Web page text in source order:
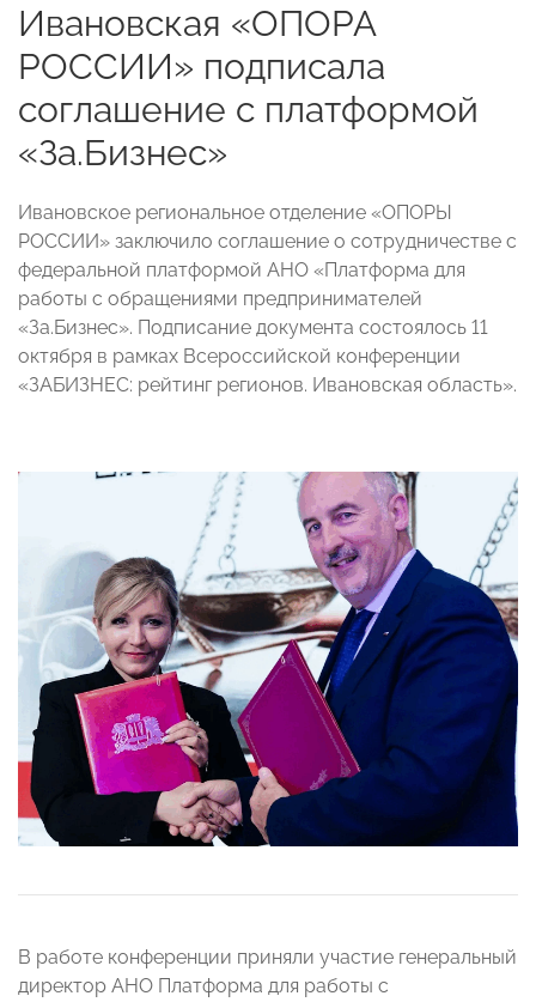
Ивановская «ОПОРА
РОССИИ» подписала
соглашение с платформой
«За.Бизнес»
Ивановское региональное отделение «ОПОРЫ
РОССИИ» заключило соглашение о сотрудничестве с
федеральной платформой АНО «Платформа для
работы с обращениями предпринимателей
«За.Бизнес». Подписание документа состоялось 11
октября в рамках Всероссийской конференции
«ЗАБИЗНЕС: рейтинг регионов. Ивановская область».
В работе конференции приняли участие генеральный
директор АНО Платформа для работы с